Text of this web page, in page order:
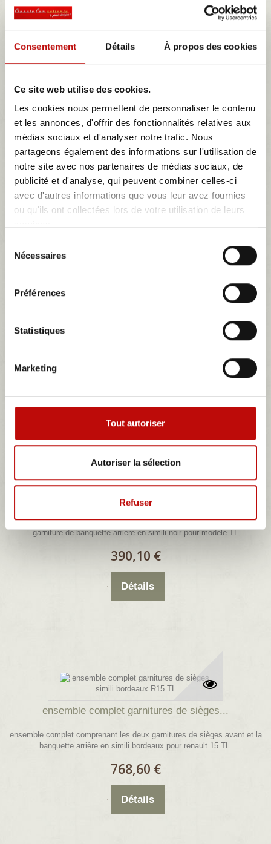
Consentement Détails À propos des cookies
Ce site web utilise des cookies.
Les cookies nous permettent de personnaliser le contenu
et les annonces, d'offrir des fonctionnalités relatives aux
médias sociaux et d'analyser notre trafic. Nous
partageons également des informations sur l'utilisation de
notre site avec nos partenaires de médias sociaux, de
publicité et d'analyse, qui peuvent combiner celles-ci
avec d'autres informations que vous leur avez fournies
ou qu'ils ont collectées lors de votre utilisation de leurs
Nécessaires
Préférences
Statistiques
Marketing
Tout autoriser
Autoriser la sélection
Refuser
Ensemble 2 garnitures de sièges avant...
Ensemble garnitures de sièges en simili noir pour modèle TL
comprenant les 2 sièges avant
461,10 €
Garniture banquette arrière noir Renault 15TL
garniture de banquette arrière en simili noir pour modèle TL
390,10 €
Détails
ensemble complet garnitures de sièges...
ensemble complet comprenant les deux garnitures de sièges avant et la
banquette arrière en simili bordeaux pour renault 15 TL
768,60 €
Détails